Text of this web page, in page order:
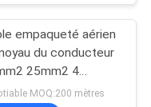
empaqueté aérien
du conducteur
25mm2 4
MOQ:200 mètres